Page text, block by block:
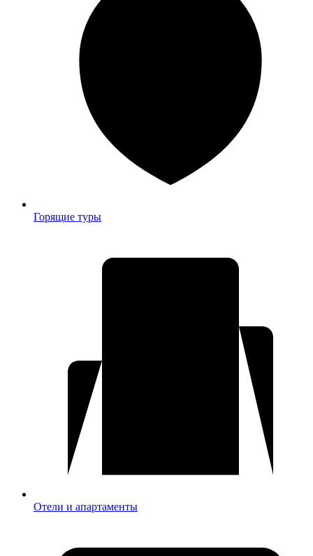
Горящие туры
Отели и апартаменты